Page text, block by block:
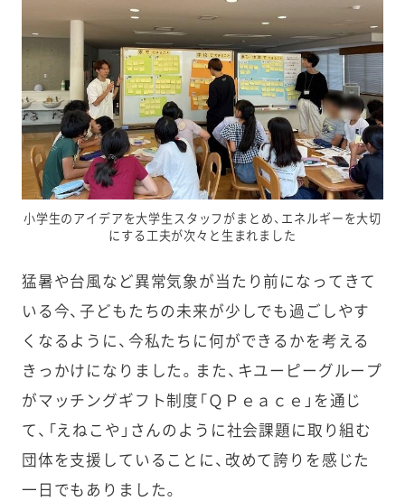
小学生のアイデアを大学生スタッフがまとめ、エネルギーを大切
にする工夫が次々と生まれました
猛暑や台風など異常気象が当たり前になってきて
いる今、子どもたちの未来が少しでも過ごしやす
くなるように、今私たちに何ができるかを考える
きっかけになりました。また、キユーピーグループ
がマッチングギフト制度「ＱＰｅａｃｅ」を通じ
て、「えねこや」さんのように社会課題に取り組む
団体を支援していることに、改めて誇りを感じた
一日でもありました。